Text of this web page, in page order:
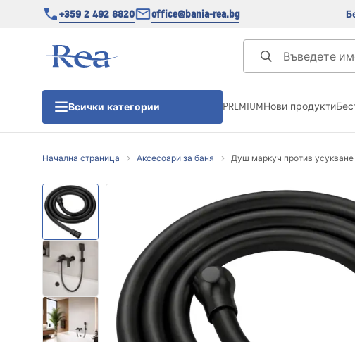
+359 2 492 8820 office@bania-rea.bg
Всички категории
Душ кабини
Душ корита
Линейни сифони
Комплект тоалетна чиния с
PREMIUMНови продукти
Начална страница Аксесоари за баня Душ маркуч против усукване